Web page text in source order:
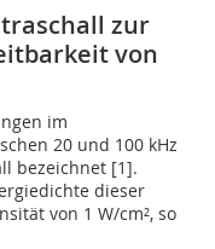
zur
von
im
20 und 100 kHz
bezeichnet [1].
dieser
von 1 W/cm², so